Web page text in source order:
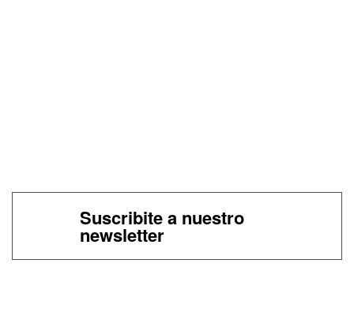
Suscribite a nuestro
newsletter